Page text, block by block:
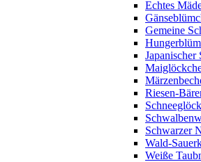
Echtes
Gemeine
Japanischer
Riesen-
Schwarzer
Wald-
Weiße